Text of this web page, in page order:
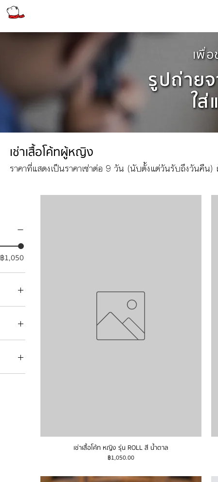
เช่าเสื้อโค้ทผู้หญิง
ราคาที่แสดงเป็นราคาเช่าต่อ 9 วัน (นับตั้งแต่วันรับถึงวันคืน)
฿1,050
เช่าเสื้อโค้ท หญิง รุ่น ROLL สี น้ำตาล
ราคา
฿1,050.00